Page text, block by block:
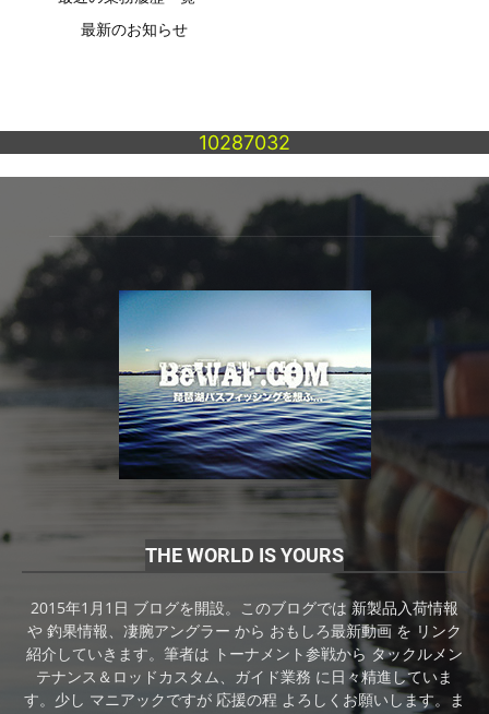
最新のお知らせ
10287032
THE WORLD IS YOURS
2015年1月1日 ブログを開設。このブログでは 新製品入荷情報
や 釣果情報、凄腕アングラー から おもしろ最新動画 を リンク
紹介していきます。筆者は トーナメント参戦から タックルメン
テナンス＆ロッドカスタム、ガイド業務 に日々精進していま
す。少し マニアックですが 応援の程 よろしくお願いします。ま